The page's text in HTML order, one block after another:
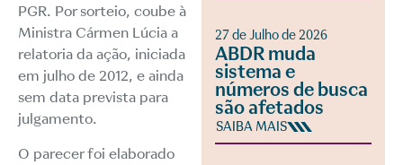
PGR. Por sorteio, coube à
Ministra Cármen Lúcia a
relatoria da ação, iniciada
em julho de 2012, e ainda
sem data prevista para
julgamento.
O parecer foi elaborado
27 de Julho de 2026
ABDR muda
sistema e
números de busca
são afetados
SAIBA MAIS